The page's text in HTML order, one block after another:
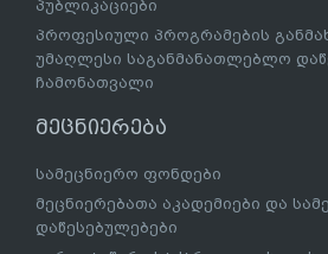
პუბლიკაციები
პროფესიული პროგრამების
უმაღლესი საგანმანათლებლო
ჩამონათვალი
მეცნიერება
სამეცნიერო ფონდები
მეცნიერებათა აკადემიები და
დაწესებულებები